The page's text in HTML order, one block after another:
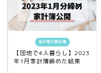
我が家の家計簿
【団地で4人暮らし】2023
年1月家計簿締めた結果